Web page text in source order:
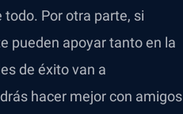
Por otra parte, si
pueden apoyar tanto en la
de éxito van a
hacer mejor con amigos